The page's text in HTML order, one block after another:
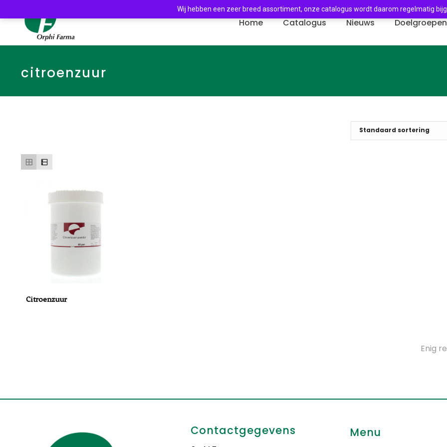
Home Catalogus Nieuws Doelgroepen
citroenzuur
Citroenzuur
Enig
Contactgegevens Menu
Wij hebben een zeer breed assortiment, onze catalogus wordt daarom regelmatig